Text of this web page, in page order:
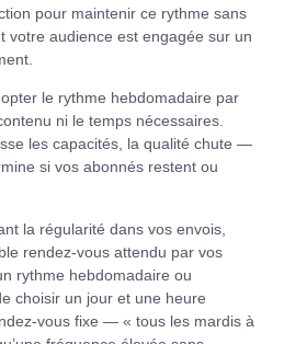
pour maintenir ce rythme sans
votre audience est engagée sur un
le rythme hebdomadaire par
ni le temps nécessaires.
les capacités, la qualité chute —
si vos abonnés restent ou
la régularité dans vos envois,
rendez-vous attendu par vos
rythme hebdomadaire ou
choisir un jour et une heure
vous fixe — « tous les mardis à